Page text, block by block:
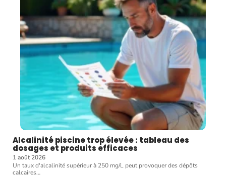
Alcalinité piscine trop élevée : tableau des
dosages et produits efficaces
1 août 2026
Un taux d'alcalinité supérieur à 250 mg/L peut provoquer des dépôts
calcaires…